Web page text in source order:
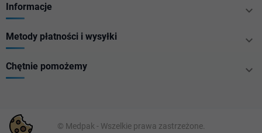
Informacje 
Metody płatności i wysyłki 
Chętnie pomożemy 
© Medpak - Wszelkie prawa zastrzeżone.